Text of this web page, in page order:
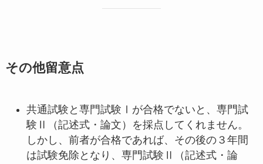
その他留意点
共通試験と専門試験Ⅰが合格でないと、専門試
験Ⅱ（記述式・論文）を採点してくれません。
しかし、前者が合格であれば、その後の３年間
は試験免除となり、専門試験Ⅱ（記述式・論